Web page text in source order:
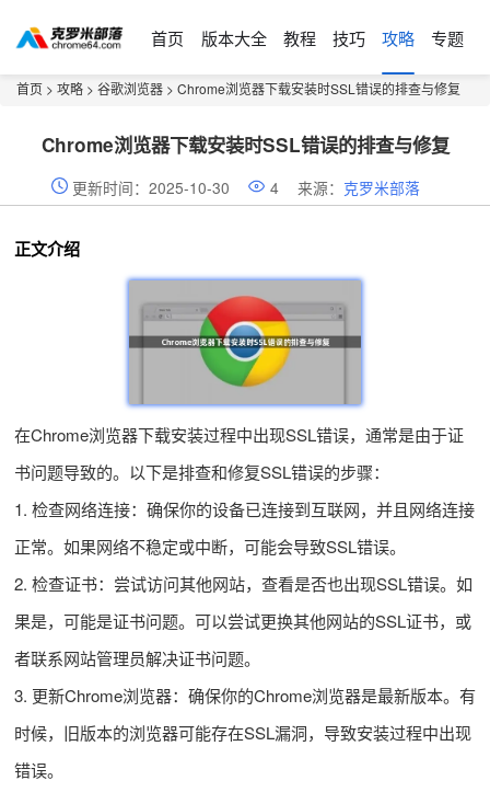
首页 版本大全 教程 技巧 攻略 专题
首页 > 攻略 > 谷歌浏览器 > Chrome浏览器下载安装时SSL错误的排查与修复
Chrome浏览器下载安装时SSL错误的排查与修复
更新时间：2025-10-30 4 来源： 克罗米部落
正文介绍
在Chrome浏览器下载安装过程中出现SSL错误，通常是由于证
书问题导致的。以下是排查和修复SSL错误的步骤：
1. 检查网络连接：确保你的设备已连接到互联网，并且网络连接
正常。如果网络不稳定或中断，可能会导致SSL错误。
2. 检查证书：尝试访问其他网站，查看是否也出现SSL错误。如
果是，可能是证书问题。可以尝试更换其他网站的SSL证书，或
者联系网站管理员解决证书问题。
3. 更新Chrome浏览器：确保你的Chrome浏览器是最新版本。有
时候，旧版本的浏览器可能存在SSL漏洞，导致安装过程中出现
错误。